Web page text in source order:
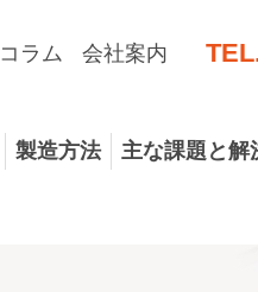
製造方法 主な課題と解
コラム 会社案内